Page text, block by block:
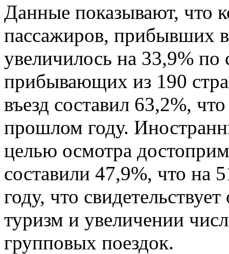
Данные показывают, что
пассажиров, прибывших в
увеличилось на 33,9%
прибывающих из 190
въезд составил 63,2%,
прошлом году.
целью осмотра
составили 47,9%, что
году, что
туризм и увеличении
групповых поездок.